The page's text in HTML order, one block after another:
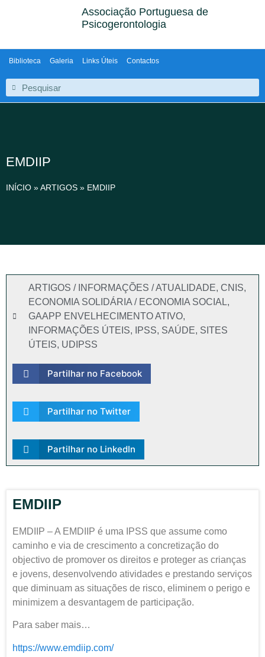
Associação Portuguesa de
Psicogerontologia
Biblioteca Galeria Links Úteis Contactos
EMDIIP
INÍCIO »ARTIGOS » EMDIIP
ARTIGOS / INFORMAÇÕES / ATUALIDADE, CNIS,
ECONOMIA SOLIDÁRIA / ECONOMIA SOCIAL,
GAAPP ENVELHECIMENTO ATIVO,
INFORMAÇÕES ÚTEIS, IPSS, SAÚDE, SITES
ÚTEIS, UDIPSS
Partilhar no Facebook
Partilhar no Twitter
Partilhar no LinkedIn
EMDIIP
EMDIIP – A EMDIIP é uma IPSS que assume como
caminho e via de crescimento a concretização do
objectivo de promover os direitos e proteger as crianças
e jovens, desenvolvendo atividades e prestando serviços
que diminuam as situações de risco, eliminem o perigo e
minimizem a desvantagem de participação.
Para saber mais…
https://www.emdiip.com/